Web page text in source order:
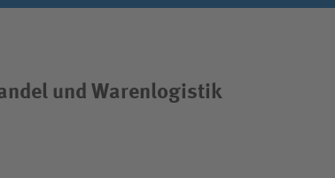
und Warenlogistik